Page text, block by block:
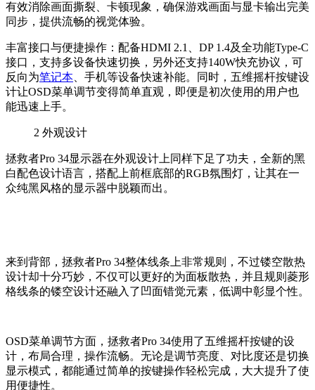
有效消除画面撕裂、卡顿现象，确保游戏画面与显卡输出完美
同步，提供流畅的视觉体验。
丰富接口与便捷操作：配备HDMI 2.1、DP 1.4及全功能Type-C
接口，支持多设备快速切换，另外还支持140W快充协议，可
反向为笔记本 、手机等设备快速补能。同时，五维摇杆按键设
计让OSD菜单调节变得简单直观，即便是初次使用的用户也
能迅速上手。
2 外观设计
拯救者Pro 34显示器在外观设计上同样下足了功夫，全新的黑
白配色设计语言，搭配上前框底部的RGB氛围灯，让其在一
众纯黑风格的显示器中脱颖而出。
来到背部，拯救者Pro 34整体线条上非常规则，不过镂空散热
设计却十分巧妙，不仅可以更好的为面板散热，并且规则菱形
格线条的镂空设计还融入了凹面错觉元素，低调中彰显个性。
OSD菜单调节方面，拯救者Pro 34使用了五维摇杆按键的设
计，布局合理，操作流畅。无论是调节亮度、对比度还是切换
显示模式，都能通过简单的按键操作轻松完成，大大提升了使
用便捷性。